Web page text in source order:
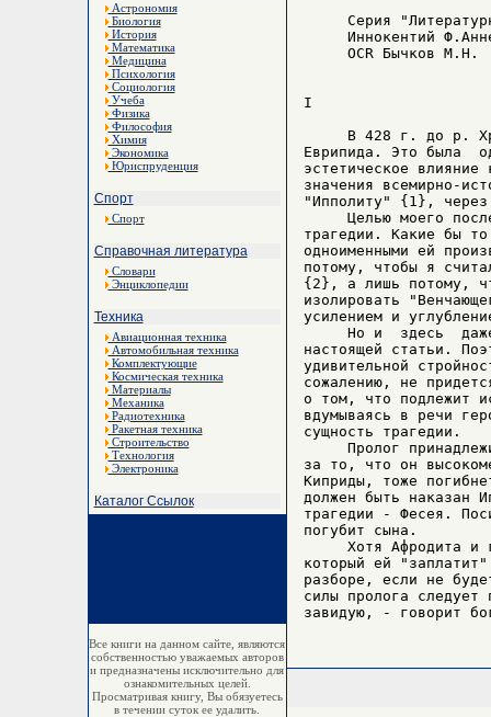
Астрономия
Биология
История
Математика
Медицина
Психология
Социология
Учеба
Физика
Философия
Химия
Экономика
Юриспруденция
Спорт
Спорт
Справочная литература
Словари
Энциклопедии
Техника
Авиационная техника
Автомобильная техника
Комплектующие
Космическая техника
Материалы
Механика
Радиотехника
Ракетная техника
Строительство
Технология
Электроника
Каталог Ссылок
Все книги на данном сайте, являются
собственностью уважаемых авторов
и предназначены исключительно для
ознакомительных целей.
Просматривая книгу, Вы обязуетесь
в течении суток ее удалить.
Серия
Иннокентий
     OCR Бычков М.Н.
I
В 428 г. до р.
Еврипида. Это была
эстетическое
значения всемирно-
"Ипполиту" {1}, через
Целью моего
трагедии. Какие бы
одноименными ей
потому, чтобы я
{2}, а лишь потому,
изолировать
усилением и
Но и  здесь
настоящей статьи.
удивительной
сожалению, не
о том, что подлежит
вдумываясь в речи
сущность трагедии.
Пролог
за то, что он
Киприды, тоже
должен быть наказан
трагедии - Фесея.
погубит сына.
Хотя Афродита и
который ей
разборе, если не
силы пролога